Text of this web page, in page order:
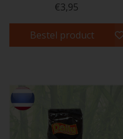
€3,95
Bestel product